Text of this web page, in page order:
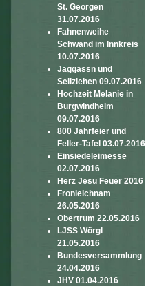
St. Georgen
31.07.2016
Fahnenweihe
Schwand im Innkreis
10.07.2016
Jaggassn und
Seilziehen 09.07.2016
Hochzeit Melanie in
Burgwindheim
09.07.2016
800 Jahrfeier und
Feller-Tafel 03.07.2016
Einsiedeleimesse
02.07.2016
Herz Jesu Feuer 2016
Fronleichnam
26.05.2016
Obertrum 22.05.2016
LJSS Wörgl
21.05.2016
Bundesversammlung
24.04.2016
JHV 01.04.2016